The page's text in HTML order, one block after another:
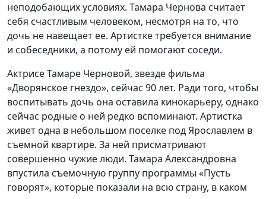
неподобающих условиях. Тамара Чернова считает
себя счастливым человеком, несмотря на то, что
дочь не навещает ее. Артистке требуется внимание
и собеседники, а потому ей помогают соседи.
Актрисе Тамаре Черновой, звезде фильма
«Дворянское гнездо», сейчас 90 лет. Ради того, чтобы
воспитывать дочь она оставила кинокарьеру, однако
сейчас родные о ней редко вспоминают. Артистка
живет одна в небольшом поселке под Ярославлем в
съемной квартире. За ней присматривают
совершенно чужие люди. Тамара Александровна
впустила съемочную группу программы «Пусть
говорят», которые показали на всю страну, в каком